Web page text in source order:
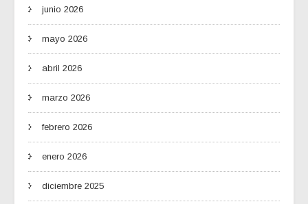
junio 2026
mayo 2026
abril 2026
marzo 2026
febrero 2026
enero 2026
diciembre 2025